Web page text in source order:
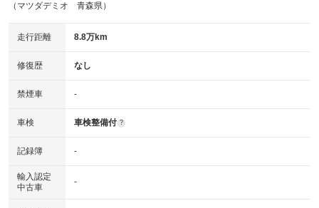
（マツダデミオ 青森県）
走行距離 8.8万km
修復歴 なし
禁煙車 -
車検 車検整備付 ?
記録簿 -
輸入認定
中古車
-